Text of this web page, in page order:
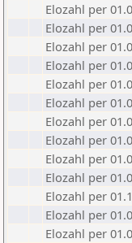
Elozahl per
Elozahl per
Elozahl per
Elozahl per
Elozahl per
Elozahl per
Elozahl per
Elozahl per
Elozahl per
Elozahl per
Elozahl per
Elozahl per
Elozahl per